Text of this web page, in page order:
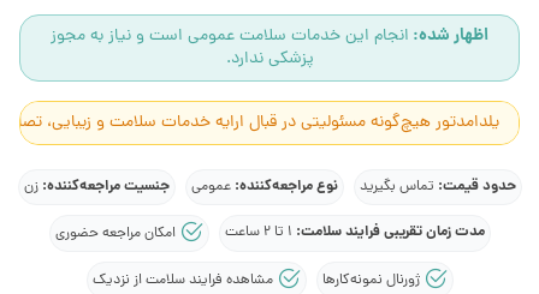
اظهار شده: انجام این خدمات سلامت عمومی است و نیاز به مجوز
پزشکی ندارد.
یلدامدتور هیچ‌گونه مسئولیتی در قبال ارایه خدمات سلامت و زیبایی،
حدود قیمت: تماس بگیرید نوع مراجعه‌کننده:عمومی جنسیت مراجعه‌کننده:زن
مدت زمان تقریبی فرایند سلامت: 1 تا 2 ساعت امکان مراجعه حضوری
ژورنال نمونه‌کارها مشاهده فرایند سلامت از نزدیک